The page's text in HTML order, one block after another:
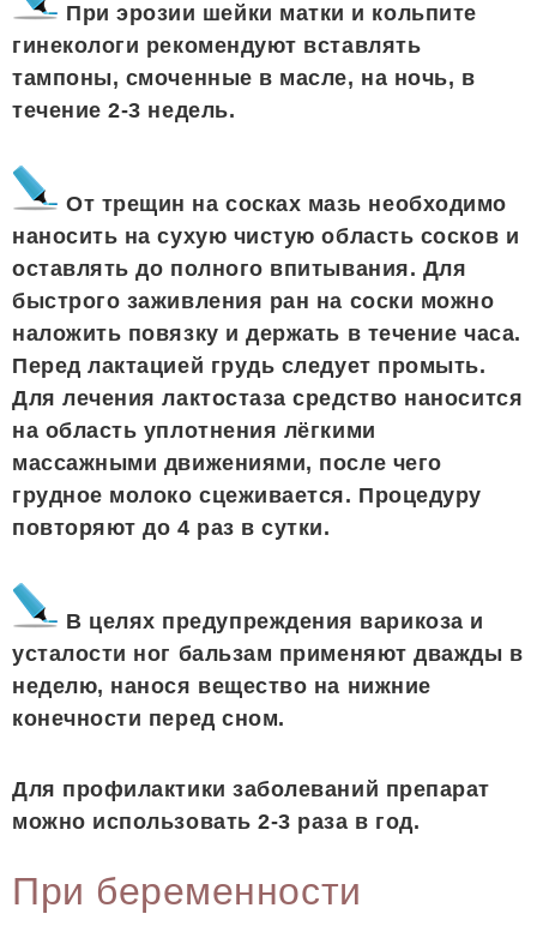
При эрозии шейки матки и кольпите
гинекологи рекомендуют вставлять
тампоны, смоченные в масле, на ночь, в
течение 2-3 недель.
От трещин на сосках мазь необходимо
наносить на сухую чистую область сосков и
оставлять до полного впитывания. Для
быстрого заживления ран на соски можно
наложить повязку и держать в течение часа.
Перед лактацией грудь следует промыть.
Для лечения лактостаза средство наносится
на область уплотнения лёгкими
массажными движениями, после чего
грудное молоко сцеживается. Процедуру
повторяют до 4 раз в сутки.
В целях предупреждения варикоза и
усталости ног бальзам применяют дважды в
неделю, нанося вещество на нижние
конечности перед сном.
Для профилактики заболеваний препарат
можно использовать 2-3 раза в год.
При беременности